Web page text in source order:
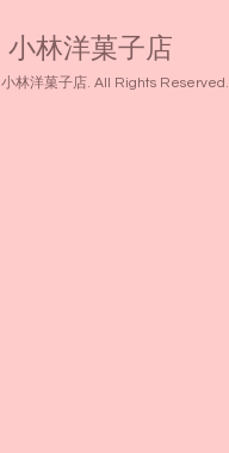
小林洋菓子店
小林洋菓子店. All Rights Reserved.